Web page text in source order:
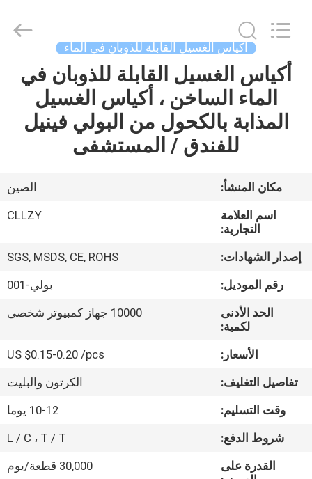
المنزل
المنتجات
جولة
المصنع
مراقبة
الجودة
اطلب
اقتباس
Macromolecule
Materials
Reserved.
أكياس الغسيل القابلة للذوبان في الماء
أكياس الغسيل القابلة للذوبان في
الماء الساخن ، أكياس الغسيل
المذابة بالكحول من البولي فينيل
للفندق / المستشفى
مكان المنشأ:
الصين
اسم العلامة
التجارية:
CLLZY
إصدار الشهادات:
SGS, MSDS, CE, ROHS
رقم الموديل:
بولي-001
الحد الأدنى
لكمية:
10000 جهاز كمبيوتر شخصى
الأسعار:
US $0.15-0.20 /pcs
تفاصيل التغليف:
الكرتون والبليت
وقت التسليم:
10-12 يوما
شروط الدفع:
L / C ، T / T
القدرة على
30,000 قطعة/يوم